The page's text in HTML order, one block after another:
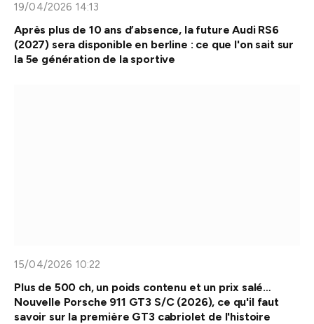
19/04/2026 14:13
Après plus de 10 ans d’absence, la future Audi RS6
(2027) sera disponible en berline : ce que l'on sait sur
la 5e génération de la sportive
15/04/2026 10:22
Plus de 500 ch, un poids contenu et un prix salé…
Nouvelle Porsche 911 GT3 S/C (2026), ce qu'il faut
savoir sur la première GT3 cabriolet de l'histoire